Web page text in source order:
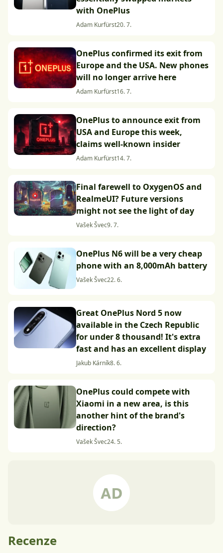
with OnePlus
Adam Kurfürst20. 7.
OnePlus confirmed its exit from
Europe and the USA. New phones
will no longer arrive here
Adam Kurfürst16. 7.
OnePlus to announce exit from
USA and Europe this week,
claims well-known insider
Adam Kurfürst14. 7.
Final farewell to OxygenOS and
RealmeUI? Future versions
might not see the light of day
Vašek Švec9. 7.
OnePlus N6 will be a very cheap
phone with an 8,000mAh battery
Vašek Švec22. 6.
Great OnePlus Nord 5 now
available in the Czech Republic
for under 8 thousand! It's extra
fast and has an excellent display
Jakub Kárník8. 6.
OnePlus could compete with
Xiaomi in a new area, is this
another hint of the brand's
direction?
Vašek Švec24. 5.
Recenze